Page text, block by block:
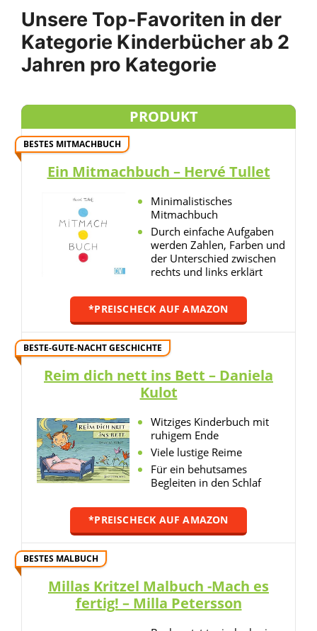
Unsere Top-Favoriten in der
Kategorie Kinderbücher ab 2
Jahren pro Kategorie
PRODUKT
BESTES MITMACHBUCH
Ein Mitmachbuch – Hervé Tullet
Minimalistisches
Mitmachbuch
Durch einfache Aufgaben
werden Zahlen, Farben und
der Unterschied zwischen
rechts und links erklärt
*PREISCHECK AUF AMAZON
BESTE-GUTE-NACHT GESCHICHTE
Reim dich nett ins Bett – Daniela
Kulot
Witziges Kinderbuch mit
ruhigem Ende
Viele lustige Reime
Für ein behutsames
Begleiten in den Schlaf
*PREISCHECK AUF AMAZON
BESTES MALBUCH
Millas Kritzel Malbuch -Mach es
fertig! – Milla Petersson